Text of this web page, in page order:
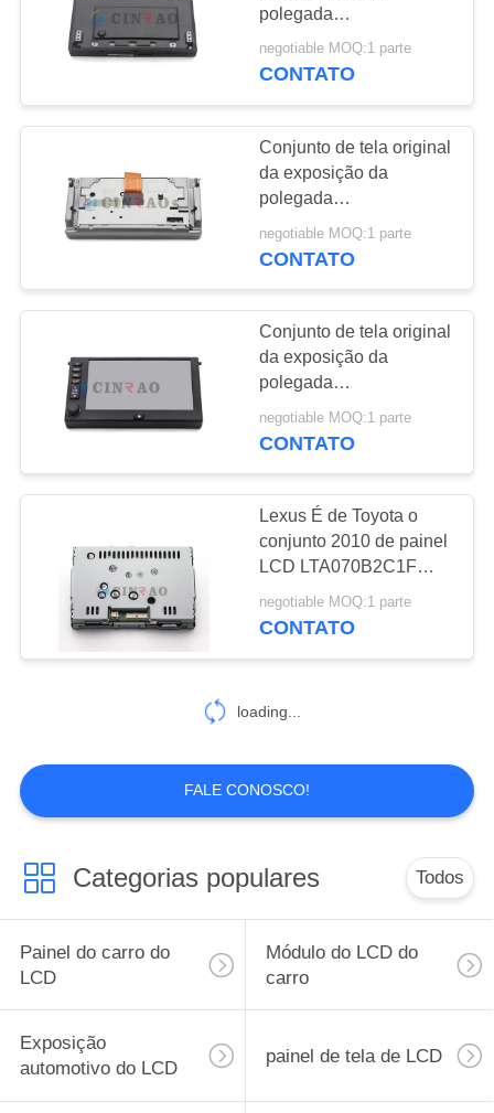
polegada
LQ065T5CGQ3 LCD do
Sharp 6,5 para peças de
negotiable MOQ:1 parte
CONTATO
Conjunto de tela original
da exposição da
polegada
LQ065T5GG04 LCD do
Sharp 6,5 para peças de
negotiable MOQ:1 parte
CONTATO
Conjunto de tela original
da exposição da
polegada
LQ065T5GG08A LCD
do Sharp 6,5 para peças
negotiable MOQ:1 parte
CONTATO
Lexus É de Toyota o
conjunto 2010 de painel
LCD LTA070B2C1F
2012 arrogante
negotiable MOQ:1 parte
CONTATO
loading...
FALE CONOSCO!
Categorias populares Todos
Painel do carro do
LCD
Módulo do LCD do
carro
Exposição
automotivo do LCD
painel de tela de LCD